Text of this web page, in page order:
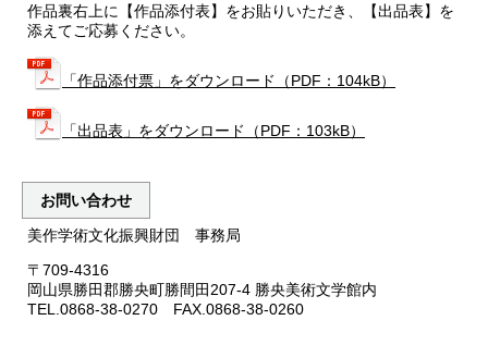
作品裏右上に【作品添付表】をお貼りいただき、【出品表】を
添えてご応募ください。
「作品添付票」をダウンロード（PDF：104kB）
「出品表」をダウンロード（PDF：103kB）
お問い合わせ
美作学術文化振興財団 事務局
〒709-4316
岡山県勝田郡勝央町勝間田207-4 勝央美術文学館内
TEL.0868-38-0270 FAX.0868-38-0260